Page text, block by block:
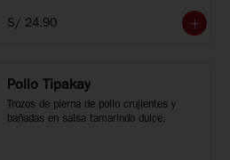
S/ 24.90
Pollo Tipakay
Trozos de pierna de pollo crujientes y
bañadas en salsa tamarindo dulce.